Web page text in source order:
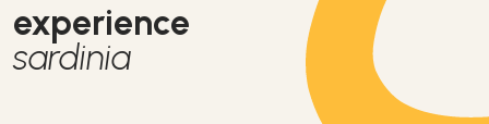
experience
sardinia